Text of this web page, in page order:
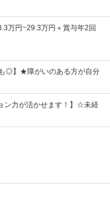
万円~29.3万円＋賞与年2回
も◎】★障がいのある方が自分
ン力が活かせます！】☆未経